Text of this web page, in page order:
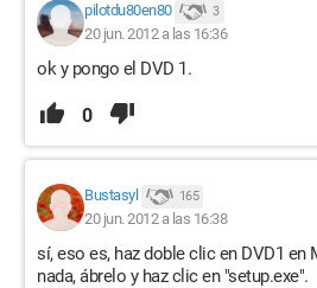
pilotdu80en80 3
20 jun. 2012 a las 16:36
ok y pongo el DVD 1.
0
Bustasyl 165
20 jun. 2012 a las 16:38
sí, eso es, haz doble clic en DVD1 en
nada, ábrelo y haz clic en "setup.exe".